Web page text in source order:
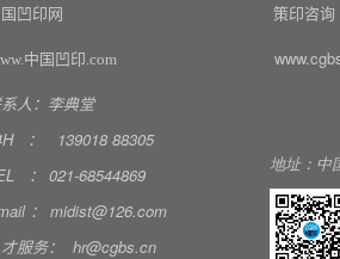
凹印网 策印咨询
中国凹印.com
人：李典堂
： 139018 88305
： 021-68544869
： midist@126.com
服务：
hr@cgbs.cn
地址：中